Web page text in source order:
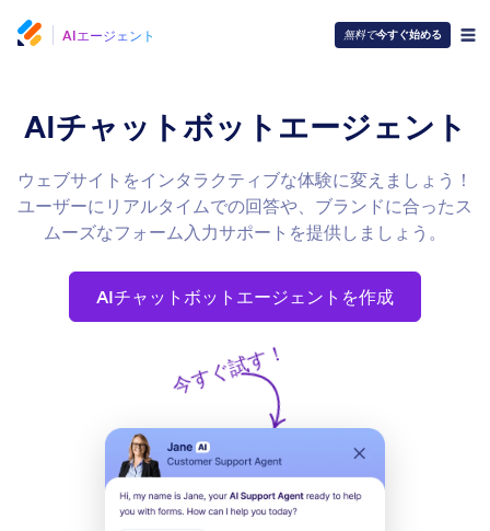
AIエージェント 無料で今すぐ始める
AIチャットボットエージェント
ウェブサイトをインタラクティブな体験に変えましょう！
ユーザーにリアルタイムでの回答や、ブランドに合ったス
ムーズなフォーム入力サポートを提供しましょう。
AIチャットボットエージェントを作成
今すぐ試す！